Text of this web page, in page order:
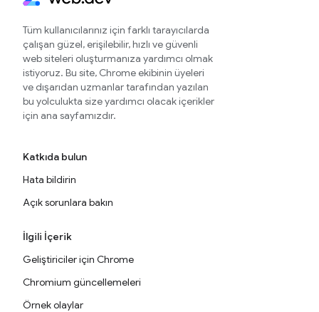
Tüm kullanıcılarınız için farklı tarayıcılarda
çalışan güzel, erişilebilir, hızlı ve güvenli
web siteleri oluşturmanıza yardımcı olmak
istiyoruz. Bu site, Chrome ekibinin üyeleri
ve dışarıdan uzmanlar tarafından yazılan
bu yolculukta size yardımcı olacak içerikler
için ana sayfamızdır.
Katkıda bulun
Hata bildirin
Açık sorunlara bakın
İlgili İçerik
Geliştiriciler için Chrome
Chromium güncellemeleri
Örnek olaylar